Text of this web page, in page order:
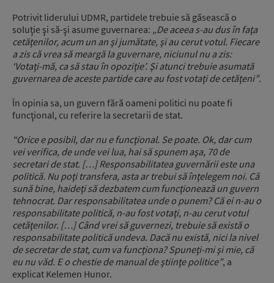
Potrivit liderului UDMR, partidele trebuie să găsească o
soluţie şi să-şi asume guvernarea: „De aceea s-au dus în faţa
cetăţenilor, acum un an şi jumătate, şi au cerut votul. Fiecare
a zis că vrea să meargă la guvernare, niciunul nu a zis:
‘Votaţi-mă, ca să stau în opoziţie’. Şi atunci trebuie asumată
guvernarea de aceste partide care au fost votaţi de cetăţeni”.
În opinia sa, un guvern fără oameni politici nu poate fi
funcţional, cu referire la secretarii de stat.
“Orice e posibil, dar nu e funcţional. Se poate. Ok, dar cum
vei verifica, de unde vei lua, hai să spunem aşa, 70 de
secretari de stat. […] Responsabilitatea guvernării este una
politică. Nu poţi transfera, asta ar trebui să înţelegem noi. Că
sună bine, haideţi să dezbatem cum funcţionează un guvern
tehnocrat. Dar responsabilitatea unde o punem? Că ei n-au o
responsabilitate politică, n-au fost votaţi, n-au cerut votul
cetăţenilor. […] Când vrei să guvernezi, trebuie să există o
responsabilitate politică undeva. Dacă nu există, nici la nivel
de secretar de stat, cum va funcţiona? Spuneţi-mi şi mie, că
eu nu văd. E o chestie de manual de ştiinţe politice”, a
explicat Kelemen Hunor.